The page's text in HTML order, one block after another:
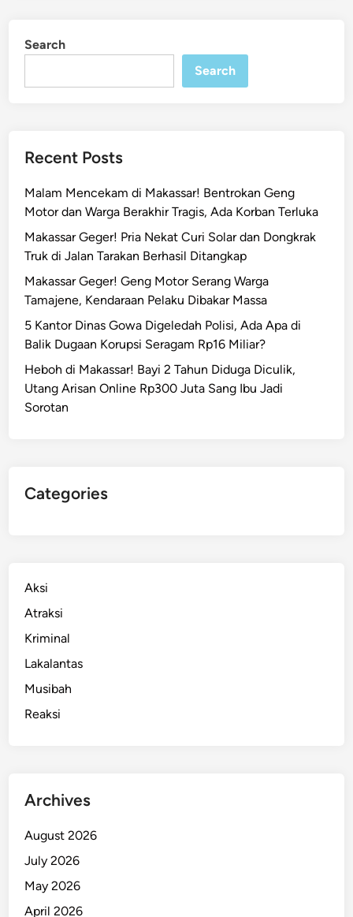
Search
Search
Recent Posts
Malam Mencekam di Makassar! Bentrokan Geng
Motor dan Warga Berakhir Tragis, Ada Korban Terluka
Makassar Geger! Pria Nekat Curi Solar dan Dongkrak
Truk di Jalan Tarakan Berhasil Ditangkap
Makassar Geger! Geng Motor Serang Warga
Tamajene, Kendaraan Pelaku Dibakar Massa
5 Kantor Dinas Gowa Digeledah Polisi, Ada Apa di
Balik Dugaan Korupsi Seragam Rp16 Miliar?
Heboh di Makassar! Bayi 2 Tahun Diduga Diculik,
Utang Arisan Online Rp300 Juta Sang Ibu Jadi
Sorotan
Categories
Aksi
Atraksi
Kriminal
Lakalantas
Musibah
Reaksi
Archives
August 2026
July 2026
May 2026
April 2026